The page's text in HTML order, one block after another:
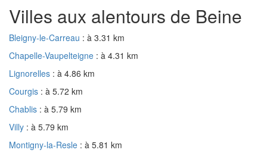
Villes aux alentours de Beine
Bleigny-le-Carreau : à 3.31 km
Chapelle-Vaupelteigne : à 4.31 km
Lignorelles : à 4.86 km
Courgis : à 5.72 km
Chablis : à 5.79 km
Villy : à 5.79 km
Montigny-la-Resle : à 5.81 km